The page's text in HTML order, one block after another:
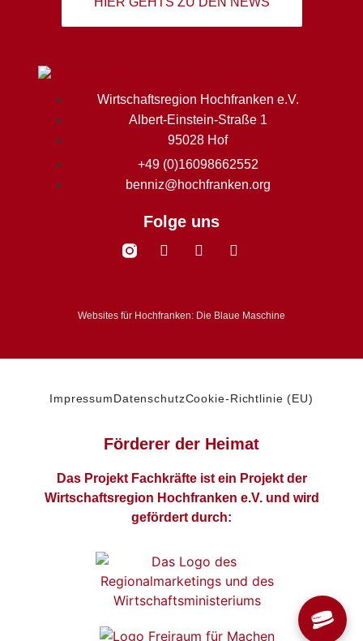
Wirtschaftsregion Hochfranken e.V.
Albert-Einstein-Straße 1
95028 Hof
+49 (0)16098662552
benniz@hochfranken.org
Folge uns
Websites für Hochfranken: Die Blaue Maschine
ImpressumDatenschutzCookie-Richtlinie (EU)
Förderer der Heimat
Das Projekt Fachkräfte ist ein Projekt der
Wirtschaftsregion Hochfranken e.V. und wird
gefördert durch: